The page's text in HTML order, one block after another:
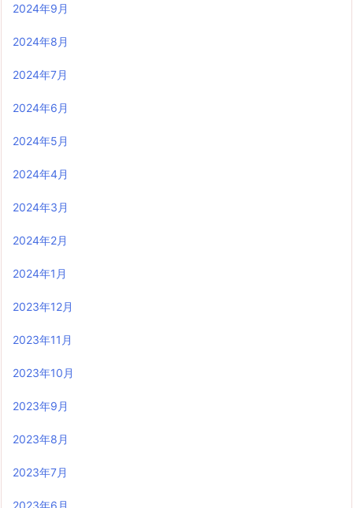
2024年9月
2024年8月
2024年7月
2024年6月
2024年5月
2024年4月
2024年3月
2024年2月
2024年1月
2023年12月
2023年11月
2023年10月
2023年9月
2023年8月
2023年7月
2023年6月